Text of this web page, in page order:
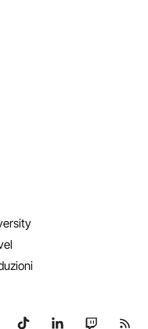
WhatsApp
su Telegram
Seguici su TikTok
Seguici su
Seguici